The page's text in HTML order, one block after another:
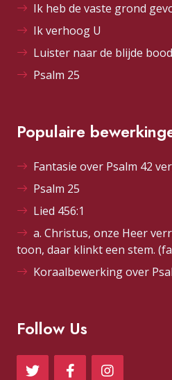
Ik heb de vaste grond
Ik verhoog U
Luister naar de blijde
Psalm 25
Populaire
Fantasie over Psalm 42
Psalm 25
Lied 456:1
a. Christus, onze Heer
toon, daar klinkt een stem.
Koraalbewerking over
Follow Us